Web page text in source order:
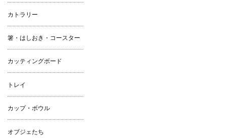
カトラリー
箸・はしおき・コースター
カッティングボード
トレイ
カップ・ボウル
オブジェたち